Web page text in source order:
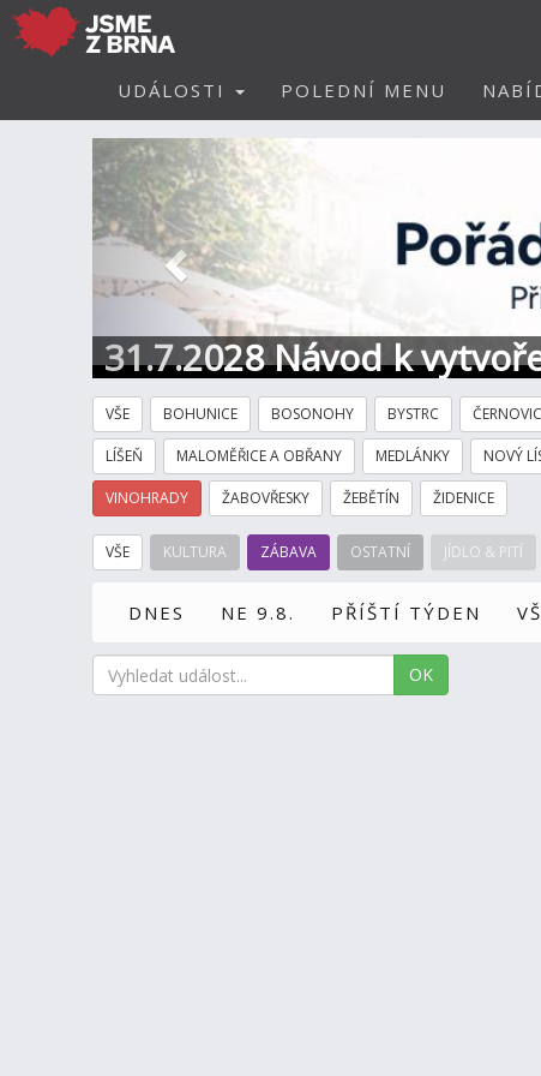
UDÁLOSTI POLEDNÍ MENU
31.7.2028 Návod k
Předchozí
VŠE BOHUNICE BOSONOHY BYSTRC
LÍŠEŇ MALOMĚŘICE A OBŘANY MEDLÁNKY NOVÝ
VINOHRADY ŽABOVŘESKY ŽEBĚTÍN ŽIDENICE
VŠE KULTURA ZÁBAVA OSTATNÍ JÍDLO & PITÍ
DNES NE 9.8. PŘÍŠTÍ TÝDEN
OK